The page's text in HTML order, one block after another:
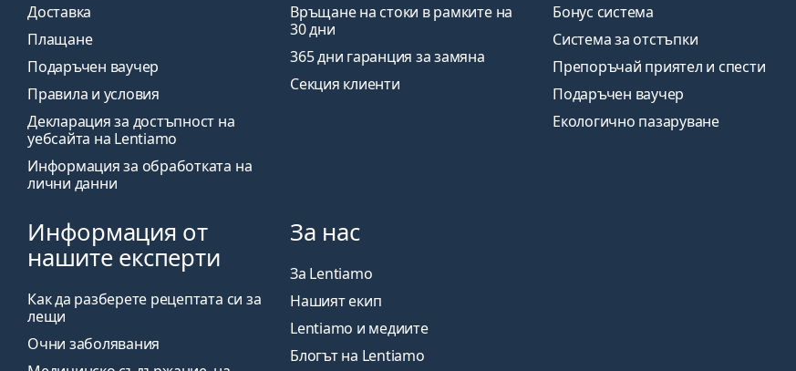
Доставка
Плащане
Подаръчен ваучер
Правила и условия
Декларация за достъпност на
уебсайта на Lentiamo
Информация за обработката на
лични данни
Връщане на стоки в рамките на
30 дни
365 дни гаранция за замяна
Секция клиенти
Бонус система
Система за отстъпки
Препоръчай приятел и спести
Подаръчен ваучер
Екологично пазаруване
Информация от
нашите експерти
Как да разберете рецептата си за
лещи
Очни заболявания
За нас
За Lentiamo
Нашият екип
Lentiamo и медиите
Блогът на Lentiamo